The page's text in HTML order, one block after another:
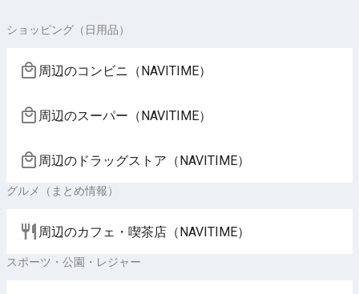
ショッピング（日用品）
周辺のコンビニ（NAVITIME）
周辺のスーパー（NAVITIME）
周辺のドラッグストア（NAVITIME）
グルメ（まとめ情報）
周辺のカフェ・喫茶店（NAVITIME）
スポーツ・公園・レジャー